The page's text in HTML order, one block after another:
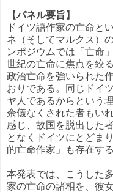
【パネル要旨】
ドイツ語作家の亡命と
ネ（そしてマルクス）
ンポジウムでは「亡命
世紀の亡命に焦点を絞
政治亡命を強いられた
おりである。同じドイ
ヤ人であるからという
余儀なくされた者もい
感じ、故国を脱出した
となくドイツにとどま
的亡命作家」も存在する
本発表では、こうした
家の亡命の諸相を、彼